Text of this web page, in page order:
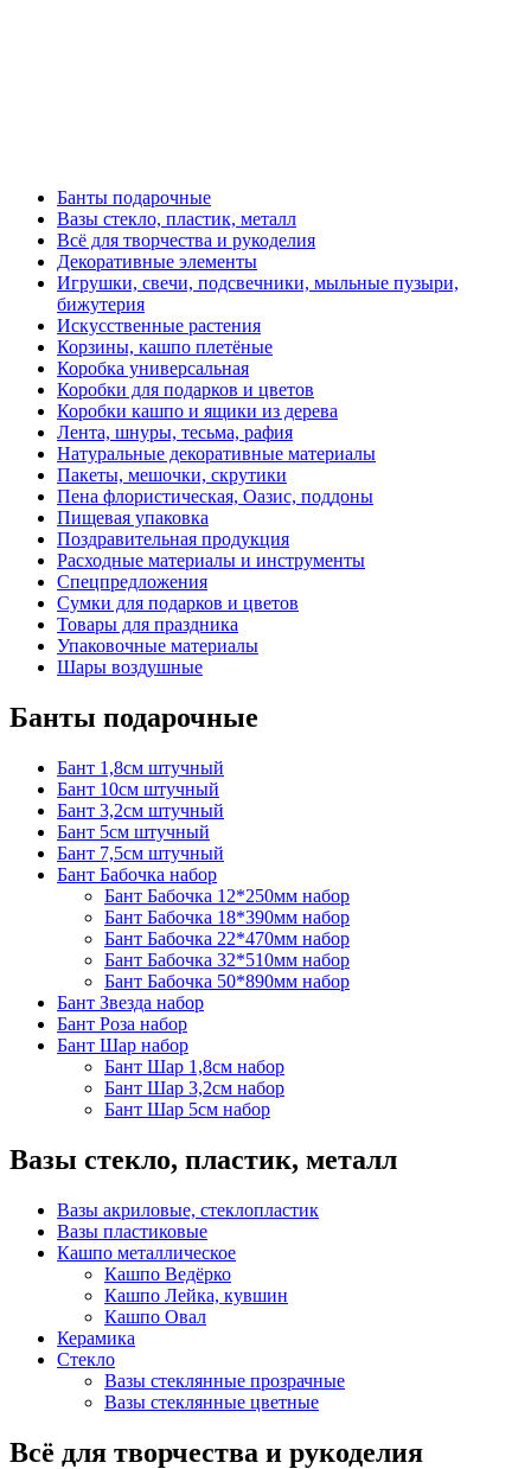
Банты подарочные
Вазы стекло, пластик, металл
Всё для творчества и рукоделия
Декоративные элементы
Игрушки, свечи, подсвечники, мыльные пузыри,
бижутерия
Искусственные растения
Корзины, кашпо плетёные
Коробка универсальная
Коробки для подарков и цветов
Коробки кашпо и ящики из дерева
Лента, шнуры, тесьма, рафия
Натуральные декоративные материалы
Пакеты, мешочки, скрутики
Пена флористическая, Оазис, поддоны
Пищевая упаковка
Поздравительная продукция
Расходные материалы и инструменты
Спецпредложения
Сумки для подарков и цветов
Товары для праздника
Упаковочные материалы
Шары воздушные
Банты подарочные
Бант 1,8см штучный
Бант 10см штучный
Бант 3,2см штучный
Бант 5см штучный
Бант 7,5см штучный
Бант Бабочка набор
Бант Бабочка 12*250мм набор
Бант Бабочка 18*390мм набор
Бант Бабочка 22*470мм набор
Бант Бабочка 32*510мм набор
Бант Бабочка 50*890мм набор
Бант Звезда набор
Бант Роза набор
Бант Шар набор
Бант Шар 1,8см набор
Бант Шар 3,2см набор
Бант Шар 5см набор
Вазы стекло, пластик, металл
Вазы акриловые, стеклопластик
Вазы пластиковые
Кашпо металлическое
Кашпо Ведёрко
Кашпо Лейка, кувшин
Кашпо Овал
Керамика
Стекло
Вазы стеклянные прозрачные
Вазы стеклянные цветные
Всё для творчества и рукоделия